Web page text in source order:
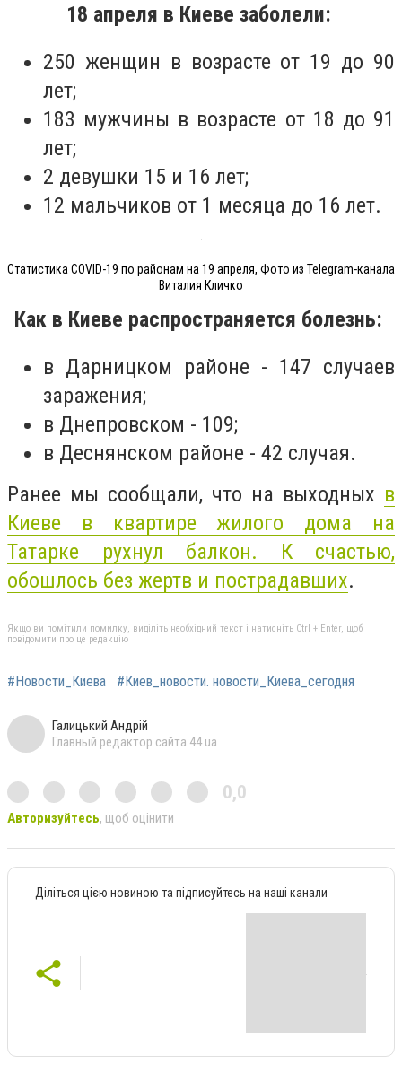
18 апреля в Киеве заболели:
250 женщин в возрасте от 19 до 90
лет;
183 мужчины в возрасте от 18 до 91
лет;
2 девушки 15 и 16 лет;
12 мальчиков от 1 месяца до 16 лет.
Статистика COVID-19 по районам на 19 апреля, Фото из Telegram-канала
Виталия Кличко
Как в Киеве распространяется болезнь:
в Дарницком районе - 147 случаев
заражения;
в Днепровском - 109;
в Деснянском районе - 42 случая.
Ранее мы сообщали, что на выходных в
Киеве в квартире жилого дома на
Татарке рухнул балкон. К счастью,
обошлось без жертв и пострадавших.
Якщо ви помітили помилку, виділіть необхідний текст і натисніть Ctrl + Enter, щоб
повідомити про це редакцію
#Новости_Киева #Киев_новости. новости_Киева_сегодня
Галицький Андрій
Главный редактор сайта 44.ua
0,0
Авторизуйтесь, щоб оцінити
Діліться цією новиною та підписуйтесь на наші канали